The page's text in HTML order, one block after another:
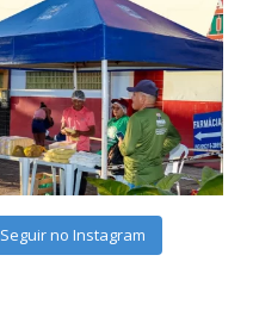
Seguir no Instagram